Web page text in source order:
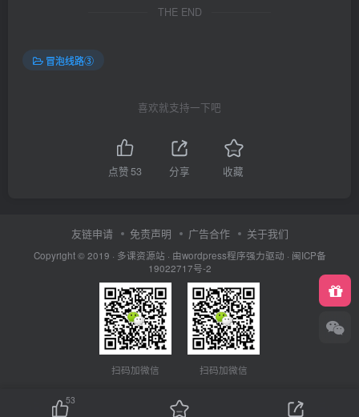
THE END
冒泡线路③
喜欢就支持一下吧
点赞 53 分享 收藏
友链申请 免责声明 广告合作 关于我们
Copyright © 2019 · 多课资源站 · 由wordpress程序强力驱动 · 闽ICP备
19022717号-2
扫码加微信 扫码加微信
53